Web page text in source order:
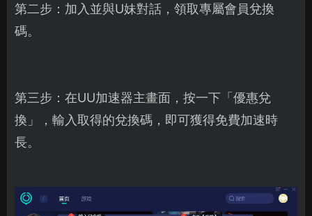
第二步：加入並與U妹對話，領取專屬會員兌換
碼。
第三步：在UU加速器主畫面，按一下「優惠兌
換」，輸入取得的兌換碼，即可獲得免費加速時
長。